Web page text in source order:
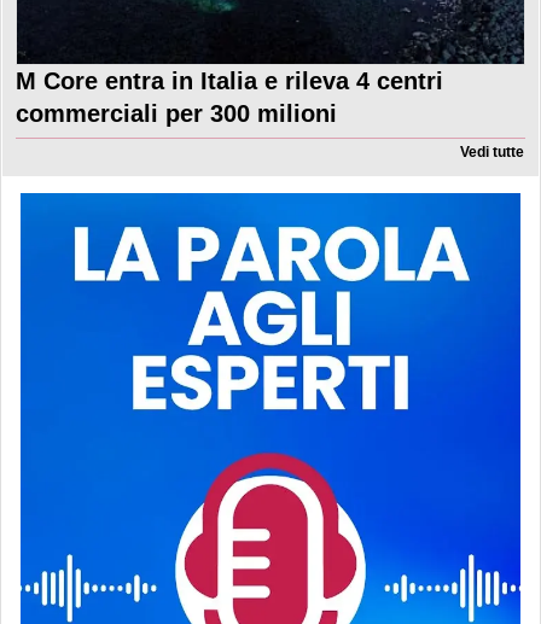
M Core entra in Italia e rileva 4 centri
commerciali per 300 milioni
Vedi tutte